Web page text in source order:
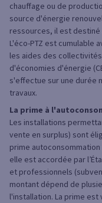
chauffage ou de
source d'énergie
ressources, il est
L'éco-PTZ est cumulable
les aides des
d'économies d'énergie
s'effectue sur une durée
travaux.
La prime à
Les installations
vente en surplus) sont
prime
elle est accordée par
et professionnels
montant dépend de
l'installation. La prime est